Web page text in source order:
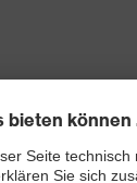
integrierte